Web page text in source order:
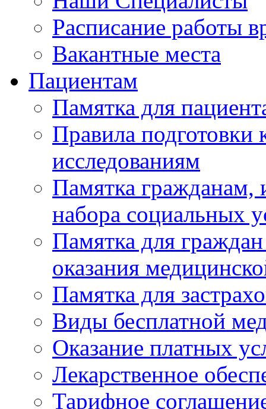
Расписание работы
Вакантные места
Пациентам
Памятка для
Правила подготовки
исследованиям
Памятка
набора социальных
Памятка для
оказания
Памятка для
Виды бесплатной
Оказание платных
Лекарственное
Тарифное